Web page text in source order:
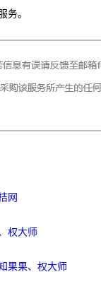
务。
网
权大师
果果、权大师